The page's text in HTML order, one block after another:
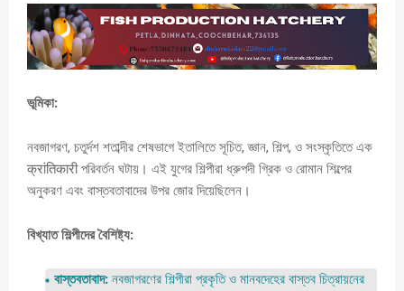
ভূমিকা:
নবজাগরণ, চতুর্দশ শতাব্দীর শেষভাগে ইতালিতে সূচিত, জ্ঞান, শিল্প, ও সংস্কৃতিতে এক
क्रांतिकारी পরিবর্তন ঘটায়। এই যুগের শিল্পীরা ধ্রুপদী গ্রিক ও রোমান শিল্পের
অনুকরণ এবং বাস্তবতাবাদের উপর জোর দিয়েছিলেন।
বিখ্যাত শিল্পীদের বৈশিষ্ট্য:
বাস্তবতাবাদ: নবজাগরণের শিল্পীরা প্রকৃতি ও মানবদেহের বাস্তব চিত্রায়নের